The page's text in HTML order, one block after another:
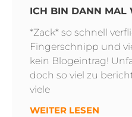
ICH BIN DANN MAL
*Zack* so schnell
Fingerschnipp und
kein Blogeintrag!
doch so viel zu
viele
WEITER LESEN